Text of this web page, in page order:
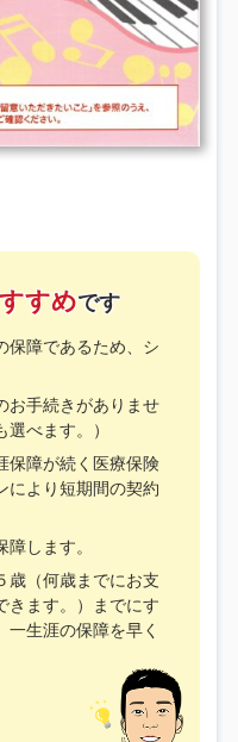
すめです
保障であるため、シ
お手続きがありませ
べます。）
保障が続く医療保険
により短期間の契約
します。
歳（何歳までにお支
きます。）までにす
生涯の保障を早く